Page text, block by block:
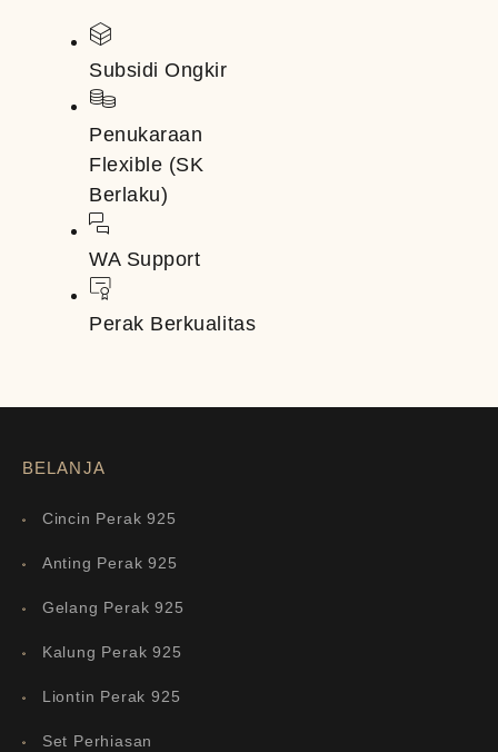
Subsidi Ongkir
Penukaraan
Flexible (SK
Berlaku)
WA Support
Perak Berkualitas
BELANJA
Cincin Perak 925
Anting Perak 925
Gelang Perak 925
Kalung Perak 925
Liontin Perak 925
Set Perhiasan